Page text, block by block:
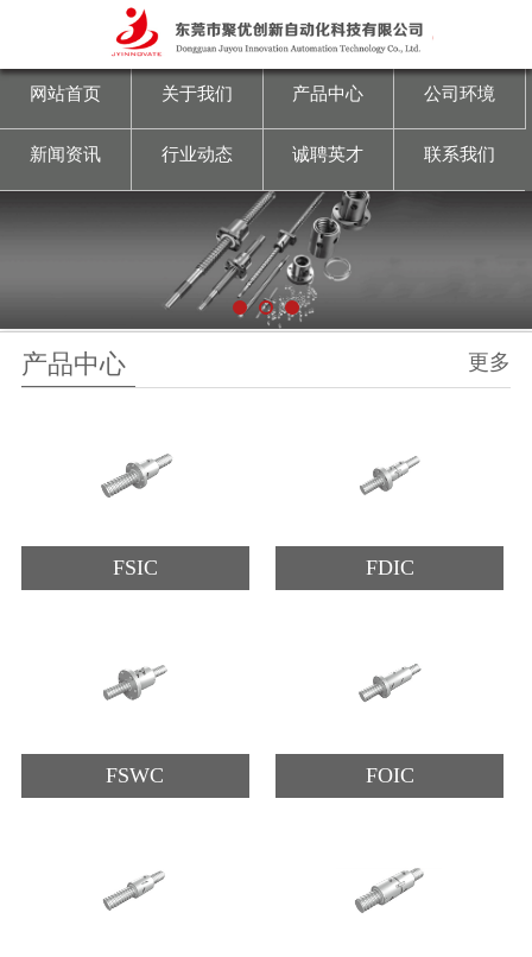
网站首页
关于我们
产品中心
公司环境
新闻资讯
行业动态
诚聘英才
联系我们
网站首页 关于我们 产品中心 公司环境
新闻资讯 行业动态 诚聘英才 联系我们
产品中心 更多
FSIC FDIC
FSWC FOIC